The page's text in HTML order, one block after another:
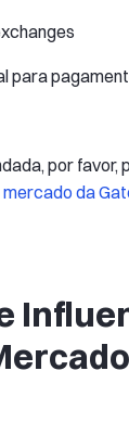
para
por favor,
da